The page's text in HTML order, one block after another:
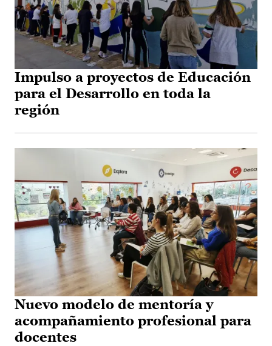
Impulso a proyectos de Educación
para el Desarrollo en toda la
región
Nuevo modelo de mentoría y
acompañamiento profesional para
docentes